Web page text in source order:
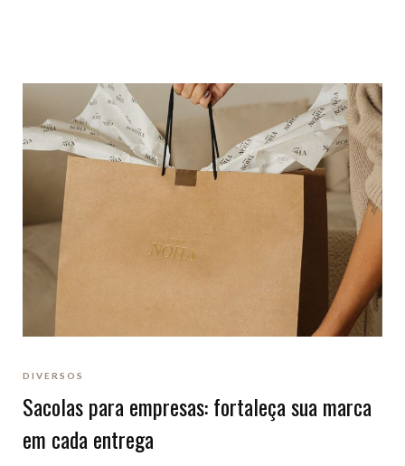
DIVERSOS
Sacolas para empresas: fortaleça sua marca
em cada entrega